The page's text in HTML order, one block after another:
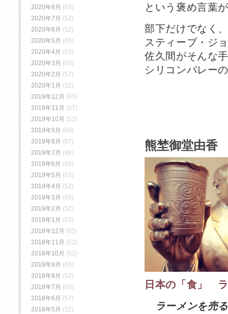
という褒め言葉
部下だけでなく
スティーブ・ジ
佐久間がそんな
シリコンバレー
熊埜御堂由香
日本の「食」
ラーメンを売
2020年8月 (65)
2020年7月 (52)
2020年6月 (52)
2020年5月 (65)
2020年4月 (53)
2020年3月 (60)
2020年2月 (57)
2020年1月 (52)
2019年12月 (60)
2019年11月 (57)
2019年10月 (52)
2019年9月 (60)
2019年8月 (57)
2019年7月 (48)
2019年6月 (65)
2019年5月 (52)
2019年4月 (52)
2019年3月 (65)
2019年2月 (52)
2019年1月 (53)
2018年12月 (65)
2018年11月 (52)
2018年10月 (52)
2018年9月 (65)
2018年8月 (52)
2018年7月 (60)
2018年6月 (57)
2018年5月 (52)